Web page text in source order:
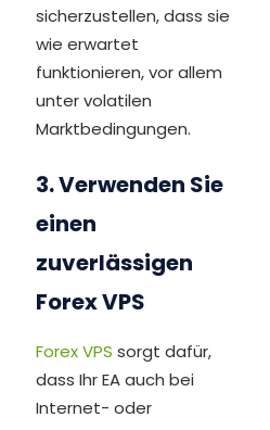
sicherzustellen, dass sie
wie erwartet
funktionieren, vor allem
unter volatilen
Marktbedingungen.
3. Verwenden Sie
einen
zuverlässigen
Forex VPS
Forex VPS sorgt dafür,
dass Ihr EA auch bei
Internet- oder